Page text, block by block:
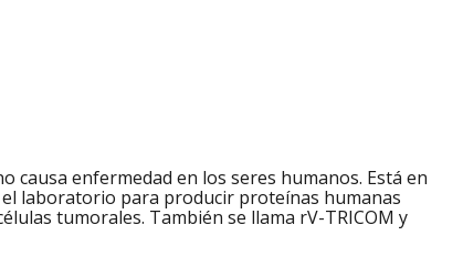
causa enfermedad en los seres humanos. Está en
laboratorio para producir proteínas humanas
tumorales. También se llama rV-TRICOM y